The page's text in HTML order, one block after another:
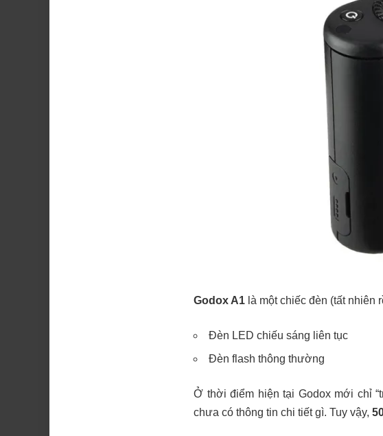
Godox A1 là một chiếc đèn (tất nhiên
Đèn LED chiếu sáng liên tục
Đèn flash thông thường
Ở thời điểm hiện tại Godox mới chỉ
chưa có thông tin chi tiết gì. Tuy vậy,